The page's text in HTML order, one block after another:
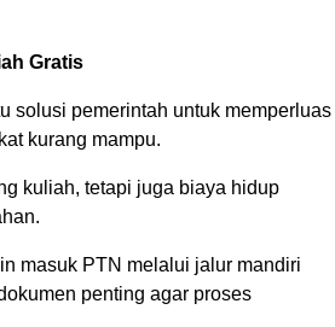
Gratis
solusi pemerintah untuk memperluas
kurang mampu.
kuliah, tetapi juga biaya hidup
masuk PTN melalui jalur mandiri
penting agar proses